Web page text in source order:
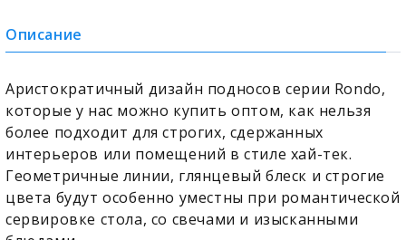
Описание
Аристократичный дизайн подносов серии Rondo,
которые у нас можно купить оптом, как нельзя
более подходит для строгих, сдержанных
интерьеров или помещений в стиле хай-тек.
Геометричные линии, глянцевый блеск и строгие
цвета будут особенно уместны при романтической
сервировке стола, со свечами и изысканными